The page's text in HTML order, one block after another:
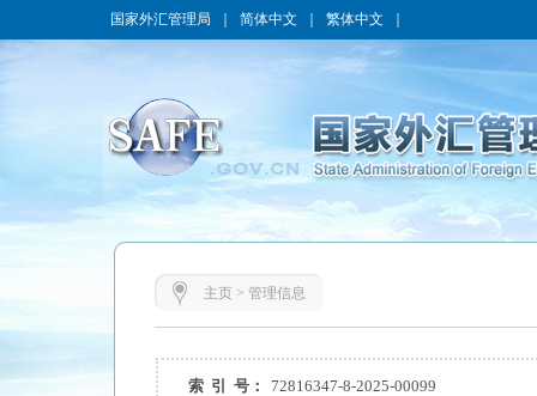
国家外汇管理局 简体中文 繁体中文
主页> 管理信息
索 引 号：
72816347-8-2025-00099